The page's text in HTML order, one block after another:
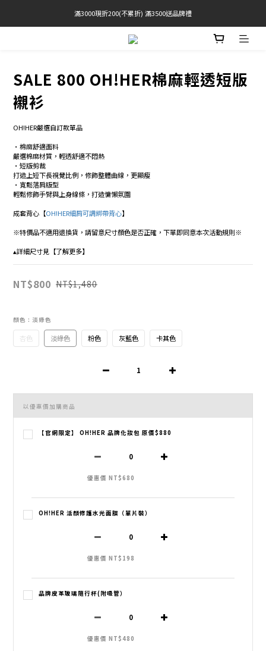
官網限定! 滿千免運(僅限台灣本島)
滿3000現折200(不累折) 滿3500送品牌禮
BRATOP專區買三送一 | 指定專區買一送一
SALE 800 OH!HER棉麻輕透短版
襯衫
OH!HER嚴選自訂款單品
•棉麻舒適面料
嚴選棉麻材質，輕透舒適不悶熱
•短版剪裁
打造上短下長視覺比例，修飾整體曲線，更顯瘦
•寬鬆落肩版型
輕鬆修飾手臂與上身線條，打造慵懶氛圍
成套背心【OH!HER細肩可調綁帶背心】
※特價品不適用退換貨，請留意尺寸顏色是否正確，下單即同意本次活動規則※
▴詳細尺寸見【了解更多】
NT$800 NT$1,480
顏色 : 淡綠色
杏色 淡綠色 粉色 灰藍色 卡其色
以優惠價加購商品
【官網限定】 OH!HER 品牌化妝包 原價$880
優惠價 NT$680
OH!HER 活顏修護水光面膜（單片裝）
優惠價 NT$198
品牌皮革玻璃隨行杯(附吸管）
優惠價 NT$480